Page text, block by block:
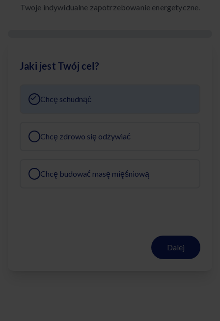
Twoje indywidualne zapotrzebowanie energetyczne.
Jaki jest Twój cel?
Chcę schudnąć
Chcę zdrowo się odżywiać
Chcę budować masę mięśniową
Dalej